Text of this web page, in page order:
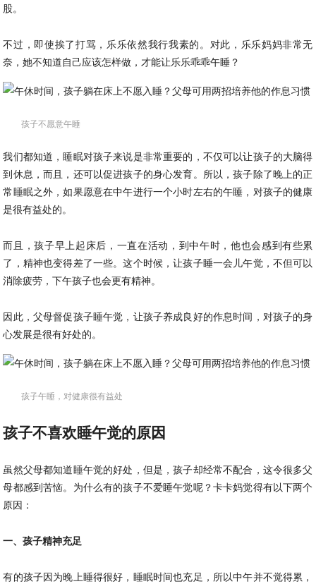
股。
不过，即使挨了打骂，乐乐依然我行我素的。对此，乐乐妈妈非常无
奈，她不知道自己应该怎样做，才能让乐乐乖乖午睡？
孩子不愿意午睡
我们都知道，睡眠对孩子来说是非常重要的，不仅可以让孩子的大脑得
到休息，而且，还可以促进孩子的身心发育。所以，孩子除了晚上的正
常睡眠之外，如果愿意在中午进行一个小时左右的午睡，对孩子的健康
是很有益处的。
而且，孩子早上起床后，一直在活动，到中午时，他也会感到有些累
了，精神也变得差了一些。这个时候，让孩子睡一会儿午觉，不但可以
消除疲劳，下午孩子也会更有精神。
因此，父母督促孩子睡午觉，让孩子养成良好的作息时间，对孩子的身
心发展是很有好处的。
孩子午睡，对健康很有益处
孩子不喜欢睡午觉的原因
虽然父母都知道睡午觉的好处，但是，孩子却经常不配合，这令很多父
母都感到苦恼。为什么有的孩子不爱睡午觉呢？卡卡妈觉得有以下两个
原因：
一、孩子精神充足
有的孩子因为晚上睡得很好，睡眠时间也充足，所以中午并不觉得累，